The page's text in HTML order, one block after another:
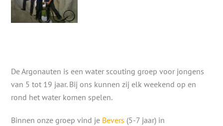
De Argonauten is een water scouting groep voor jongens
van 5 tot 19 jaar. Bij ons kunnen zij elk weekend op en
rond het water komen spelen.
Binnen onze groep vind je Bevers (5-7 jaar) in